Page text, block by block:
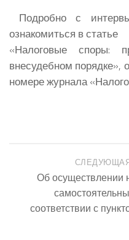
Подробно с
ознакомиться в статье
«Налоговые споры:
внесудебном порядке»,
номере журнала
Об осуществлении
соответствии с